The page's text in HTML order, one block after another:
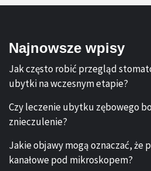
Najnowsze wpisy
Jak często robić przegląd
ubytki na wczesnym etapie?
Czy leczenie ubytku zębowego
znieczulenie?
Jakie objawy mogą oznaczać,
kanałowe pod mikroskopem?